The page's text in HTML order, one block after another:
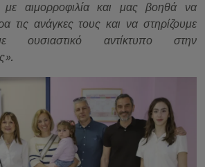
αιμορροφιλία και μας βοηθά να
τις ανάγκες τους και να στηρίζουμε
ουσιαστικό αντίκτυπο στην